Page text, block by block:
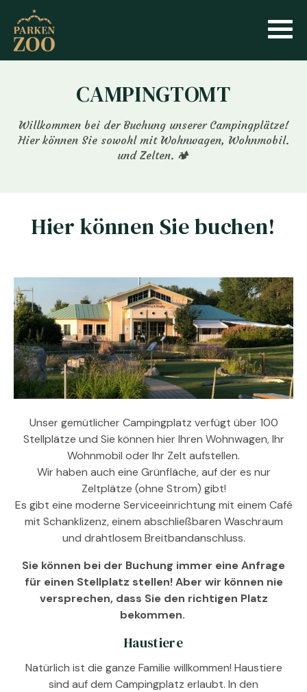
CAMPINGTOMT
Willkommen bei der Buchung unserer Campingplätze!
Hier können Sie sowohl mit Wohnwagen, Wohnmobil.
und Zelten. 🏕️
Hier können Sie buchen!
Unser gemütlicher Campingplatz verfügt über 100
Stellplätze und Sie können hier Ihren Wohnwagen, Ihr
Wohnmobil oder Ihr Zelt aufstellen.
Wir haben auch eine Grünfläche, auf der es nur
Zeltplätze (ohne Strom) gibt!
Es gibt eine moderne Serviceeinrichtung mit einem Café
mit Schanklizenz, einem abschließbaren Waschraum
und drahtlosem Breitbandanschluss.
Sie können bei der Buchung immer eine Anfrage
für einen Stellplatz stellen! Aber wir können nie
versprechen, dass Sie den richtigen Platz
bekommen.
Haustiere
Natürlich ist die ganze Familie willkommen! Haustiere
sind auf dem Campingplatz erlaubt. In den